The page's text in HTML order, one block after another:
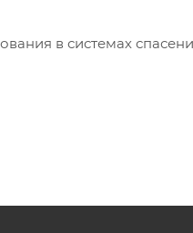
в системах